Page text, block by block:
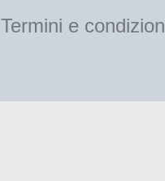
Termini e